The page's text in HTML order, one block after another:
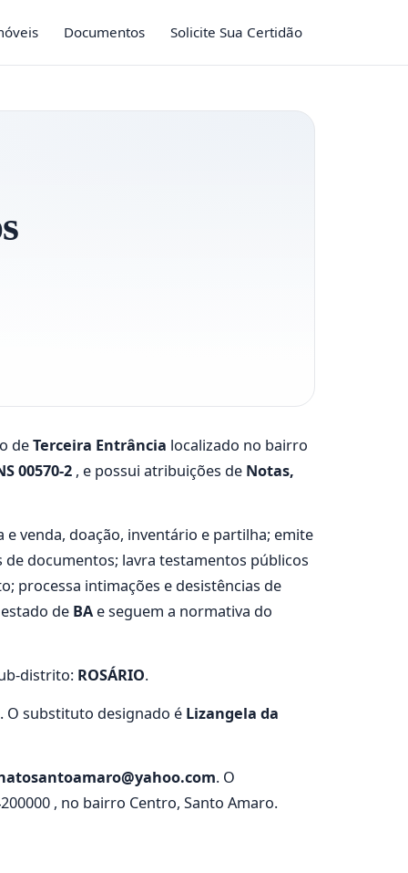
Documentos Solicite Sua Certidão
deTerceira Entrância localizado no bairro
00570-2 , e possui atribuições de Notas,
venda, doação, inventário e partilha; emite
documentos; lavra testamentos públicos
processa intimações e desistências de
de BA e seguem a normativa do
distrito: ROSÁRIO.
O substituto designado é Lizangela da
. O
, no bairro Centro, Santo Amaro.